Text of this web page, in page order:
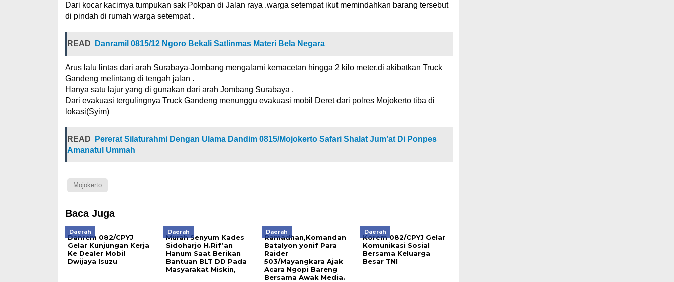
Dari kocar kacirnya tumpukan sak Pokpan di Jalan raya .warga setempat ikut memindahkan barang tersebut
di pindah di rumah warga setempat .
READ Danramil 0815/12 Ngoro Bekali Satlinmas Materi Bela Negara
Arus lalu lintas dari arah Surabaya-Jombang mengalami kemacetan hingga 2 kilo meter,di akibatkan Truck
Gandeng melintang di tengah jalan .
Hanya satu lajur yang di gunakan dari arah Jombang Surabaya .
Dari evakuasi tergulingnya Truck Gandeng menunggu evakuasi mobil Deret dari polres Mojokerto tiba di
lokasi(Syim)
READ
Pererat Silaturahmi Dengan Ulama Dandim 0815/Mojokerto Safari Shalat Jum’at Di Ponpes
Amanatul Ummah
Mojokerto
Baca Juga
Daerah
Danrem 082/CPYJ
Gelar Kunjungan Kerja
Ke Dealer Mobil
Dwijaya Isuzu
Daerah
Murah Senyum Kades
Sidoharjo H.Rif’an
Hanum Saat Berikan
Bantuan BLT DD Pada
Masyarakat Miskin,
Daerah
Ramadhan,Komandan
Batalyon yonif Para
Raider
503/Mayangkara Ajak
Acara Ngopi Bareng
Bersama Awak Media.
Daerah
Korem 082/CPYJ Gelar
Komunikasi Sosial
Bersama Keluarga
Besar TNI